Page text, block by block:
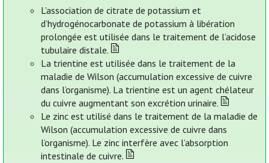
L’association de citrate de potassium et
d’hydrogénocarbonate de potassium à libération
prolongée est utilisée dans le traitement de l’acidose
tubulaire distale.
La trientine est utilisée dans le traitement de la
maladie de Wilson (accumulation excessive de cuivre
dans l’organisme). La trientine est un agent chélateur
du cuivre augmentant son excrétion urinaire.
Le zinc est utilisé dans le traitement de la maladie de
Wilson (accumulation excessive de cuivre dans
l’organisme). Le zinc interfère avec l’absorption
intestinale de cuivre.